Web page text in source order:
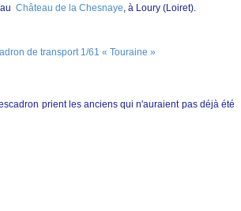
Château de la Chesnaye, à Loury (Loiret).
prient les anciens qui n'auraient pas déjà été